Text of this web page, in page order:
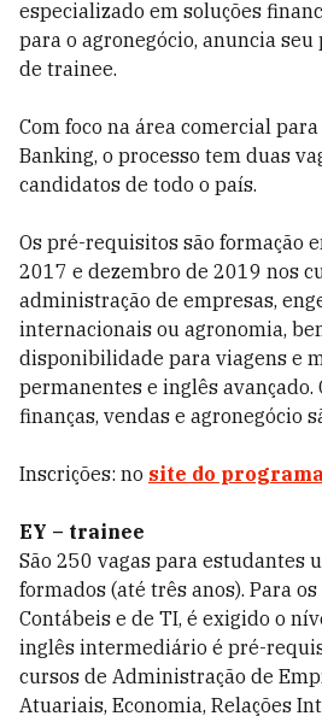
especializado em soluções
para o agronegócio, anuncia
de trainee.
Com foco na área comercial
Banking, o processo tem duas
candidatos de todo o país.
Os pré-requisitos são formação
2017 e dezembro de 2019 nos
administração de empresas,
internacionais ou agronomia,
disponibilidade para viagens e
permanentes e inglês avançado.
finanças, vendas e agronegócio
Inscrições: no site do programa
EY – trainee
São 250 vagas para estudantes
formados (até três anos). Para
Contábeis e de TI, é exigido o
inglês intermediário é pré-
cursos de Administração de
Atuariais, Economia, Relações